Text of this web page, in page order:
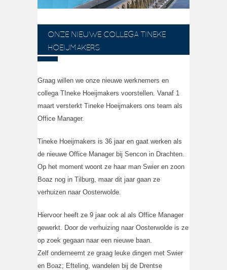
ONZE NIEUWE COLLEGA TINEKE
HOEIJMAKERS
Graag willen we onze nieuwe werknemers en
collega TIneke Hoeijmakers voorstellen. Vanaf 1
maart versterkt Tineke Hoeijmakers ons team als
Office Manager.
Tineke Hoeijmakers is 36 jaar en gaat werken als
de nieuwe Office Manager bij Sencon in Drachten.
Op het moment woont ze haar man Swier en zoon
Boaz nog in Tilburg, maar dit jaar gaan ze
verhuizen naar Oosterwolde.
Hiervoor heeft ze 9 jaar ook al als Office Manager
gewerkt. Door de verhuizing naar Oosterwolde is ze
op zoek gegaan naar een nieuwe baan.
Zelf onderneemt ze graag leuke dingen met Swier
en Boaz; Efteling, wandelen bij de Drentse